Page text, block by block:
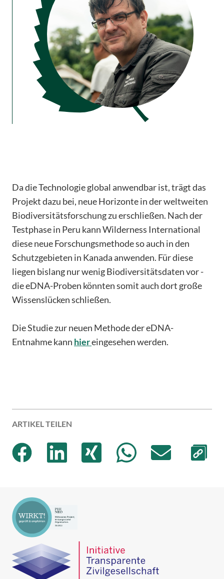
Da die Technologie global anwendbar ist, trägt das
Projekt dazu bei, neue Horizonte in der weltweiten
Biodiversitätsforschung zu erschließen. Nach der
Testphase in Peru kann Wilderness International
diese neue Forschungsmethode so auch in den
Schutzgebieten in Kanada anwenden. Für diese
liegen bislang nur wenig Biodiversitätsdaten vor -
die eDNA-Proben könnten somit auch dort große
Wissenslücken schließen.
Die Studie zur neuen Methode der eDNA-
Entnahme kann hiereingesehen werden.
ARTIKEL TEILEN